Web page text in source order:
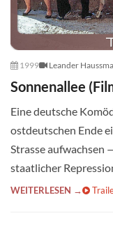
1999 Leander
Sonnenallee
Eine deutsche
ostdeutschen Ende
Strasse aufwachsen
staatlicher
WEITERLESEN →